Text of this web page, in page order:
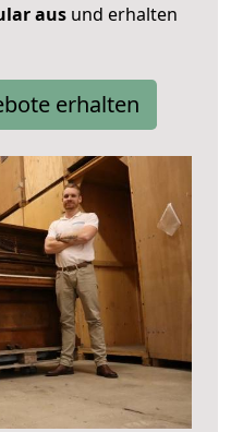
aus und erhalten
erhalten